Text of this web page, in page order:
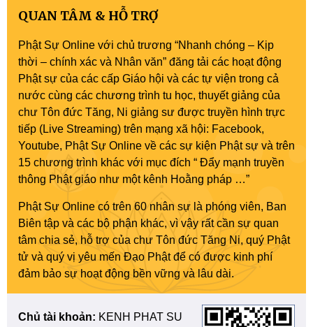
QUAN TÂM & HỖ TRỢ
Phật Sự Online với chủ trương “Nhanh chóng – Kịp
thời – chính xác và Nhân văn” đăng tải các hoạt động
Phật sự của các cấp Giáo hội và các tự viện trong cả
nước cùng các chương trình tu học, thuyết giảng của
chư Tôn đức Tăng, Ni giảng sư được truyền hình trực
tiếp (Live Streaming) trên mạng xã hội: Facebook,
Youtube, Phật Sự Online về các sự kiện Phật sự và trên
15 chương trình khác với mục đích “ Đẩy mạnh truyền
thông Phật giáo như một kênh Hoằng pháp …”
Phật Sự Online có trên 60 nhân sự là phóng viên, Ban
Biên tập và các bộ phận khác, vì vậy rất cần sự quan
tâm chia sẻ, hỗ trợ của chư Tôn đức Tăng Ni, quý Phật
tử và quý vị yêu mến Đạo Phật để có được kinh phí
đảm bảo sự hoạt động bền vững và lâu dài.
Chủ tài khoản: KENH PHAT SU